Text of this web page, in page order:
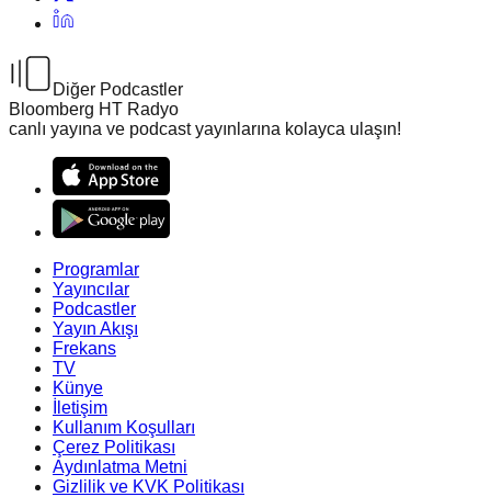
Diğer Podcastler
Bloomberg HT Radyo
canlı yayına ve podcast yayınlarına kolayca ulaşın!
Programlar
Yayıncılar
Podcastler
Yayın Akışı
Frekans
TV
Künye
İletişim
Kullanım Koşulları
Çerez Politikası
Aydınlatma Metni
Gizlilik ve KVK Politikası